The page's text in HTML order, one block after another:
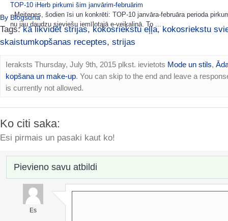
TOP-10 iHerb pirkumi šim janvārim-februārim
Meitenes, šodien īsi un konkrēti: TOP-10 janvāra-februāra perioda
nu jau daudzu sieviešu iemīļotajā e-veikaliņā. To ...
By Blogsdna
Tags:kā likvidēt strijas,kokosriekstu eļļa, kokosriekstu
skaistumkopšanas receptes, strijas
Ieraksts Thursday, July 9th, 2015 plkst. ievietots Mode un stils,
kopšana un make-up. You can skip to the end and leave a
is currently not allowed.
Ko citi saka:
Esi pirmais un pasaki kaut ko!
Pievieno savu atbildi
Es